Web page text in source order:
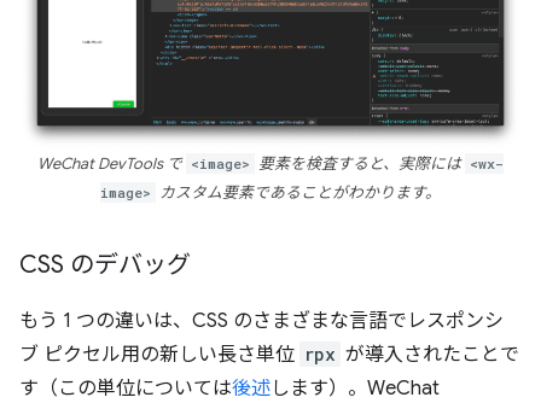
WeChat DevTools で <image> 要素を検査すると、実際には <wx-
image> カスタム要素であることがわかります。
CSS のデバッグ
もう 1 つの違いは、CSS のさまざまな言語でレスポンシ
ブ ピクセル用の新しい長さ単位 rpx が導入されたことで
す（この単位については後述します）。WeChat